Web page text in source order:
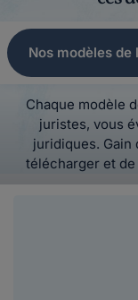
Nos modèles
Chaque modèle
juristes, vous
juridiques. Gain
télécharger et